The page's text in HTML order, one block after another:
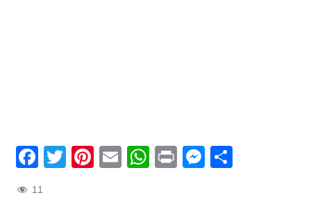
Facebook
TwitterPinterest
EmailWhatsApp
Print
11